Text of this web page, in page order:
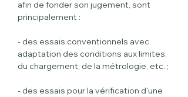
afin de fonder son jugement, sont
principalement :
- des essais conventionnels avec
adaptation des conditions aux limites,
du chargement, de la métrologie, etc. ;
- des essais pour la vérification d'une